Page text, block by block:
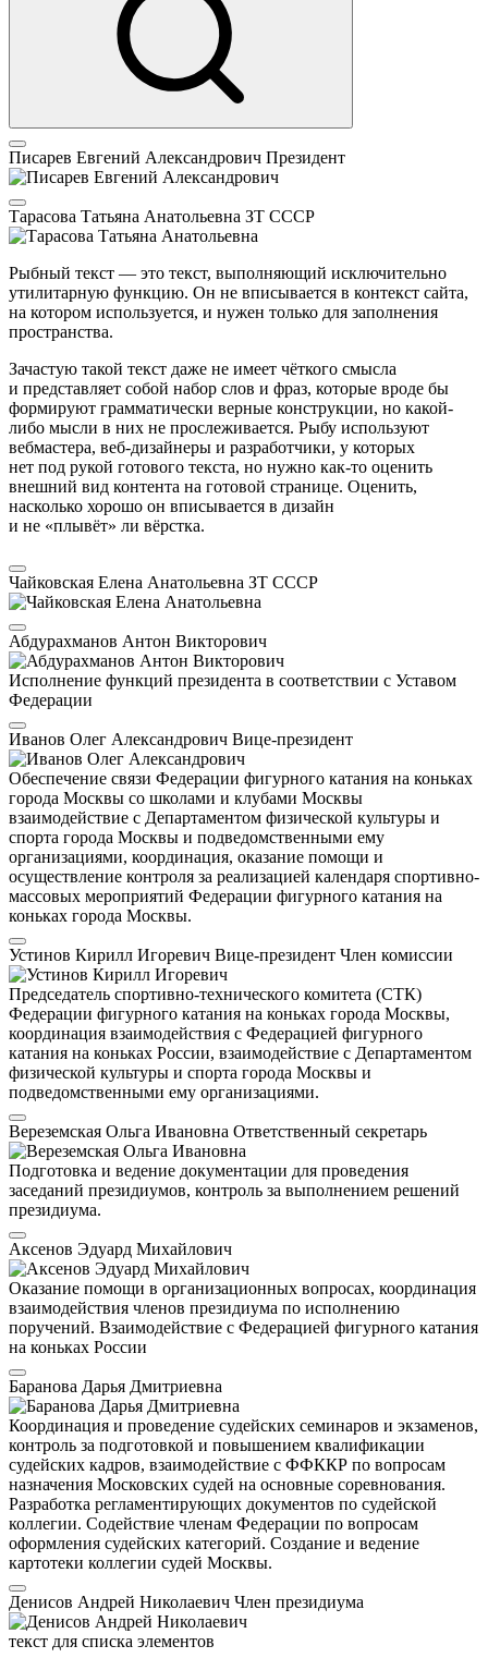
Писарев Евгений Александрович Президент
Тарасова Татьяна Анатольевна ЗТ СССР
Рыбный текст — это текст, выполняющий исключительно
утилитарную функцию. Он не вписывается в контекст сайта,
на котором используется, и нужен только для заполнения
пространства.
Зачастую такой текст даже не имеет чёткого смысла
и представляет собой набор слов и фраз, которые вроде бы
формируют грамматически верные конструкции, но какой-
либо мысли в них не прослеживается. Рыбу используют
вебмастера, веб-дизайнеры и разработчики, у которых
нет под рукой готового текста, но нужно как-то оценить
внешний вид контента на готовой странице. Оценить,
насколько хорошо он вписывается в дизайн
и не «плывёт» ли вёрстка.
Чайковская Елена Анатольевна ЗТ СССР
Абдурахманов Антон Викторович
Исполнение функций президента в соответствии с Уставом
Федерации
Иванов Олег Александрович Вице-президент
Обеспечение связи Федерации фигурного катания на коньках
города Москвы со школами и клубами Москвы
взаимодействие с Департаментом физической культуры и
спорта города Москвы и подведомственными ему
организациями, координация, оказание помощи и
осуществление контроля за реализацией календаря спортивно-
массовых мероприятий Федерации фигурного катания на
коньках города Москвы.
Устинов Кирилл Игоревич Вице-президент Член комиссии
Председатель спортивно-технического комитета (СТК)
Федерации фигурного катания на коньках города Москвы,
координация взаимодействия с Федерацией фигурного
катания на коньках России, взаимодействие с Департаментом
физической культуры и спорта города Москвы и
подведомственными ему организациями.
Вереземская Ольга Ивановна Ответственный секретарь
Подготовка и ведение документации для проведения
заседаний президиумов, контроль за выполнением решений
президиума.
Аксенов Эдуард Михайлович
Оказание помощи в организационных вопросах, координация
взаимодействия членов президиума по исполнению
поручений. Взаимодействие с Федерацией фигурного катания
на коньках России
Баранова Дарья Дмитриевна
Координация и проведение судейских семинаров и экзаменов,
контроль за подготовкой и повышением квалификации
судейских кадров, взаимодействие с ФФККР по вопросам
назначения Московских судей на основные соревнования.
Разработка регламентирующих документов по судейской
коллегии. Содействие членам Федерации по вопросам
оформления судейских категорий. Создание и ведение
картотеки коллегии судей Москвы.
Денисов Андрей Николаевич Член президиума
текст для списка элементов